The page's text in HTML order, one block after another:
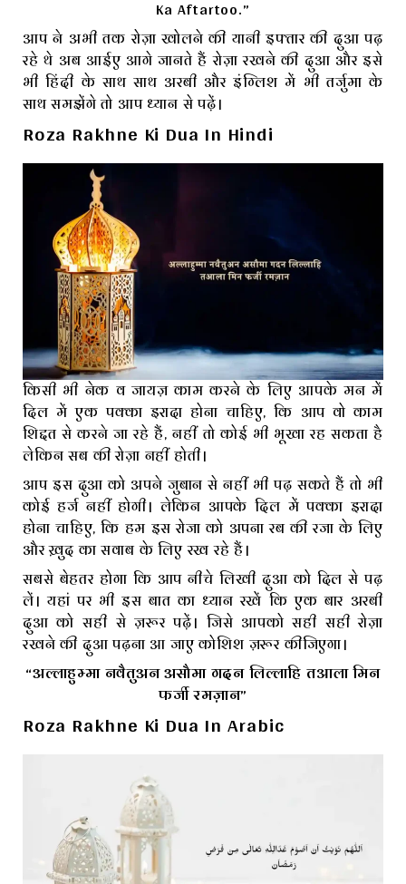
Ka Aftartoo.”
आप ने अभी तक रोज़ा खोलने की यानी इफ्तार की दुआ पढ़
रहे थे अब आईए आगे जानते हैं रोज़ा रखने की दुआ और इसे
भी हिंदी के साथ साथ अरबी और इंग्लिश में भी तर्जुमा के
साथ समझेंगे तो आप ध्यान से पढ़ें।
Roza Rakhne Ki Dua In Hindi
किसी भी नेक व जायज़ काम करने के लिए आपके मन में
दिल में एक पक्का इरादा होना चाहिए, कि आप वो काम
शिद्दत से करने जा रहे हैं, नहीं तो कोई भी भूखा रह सकता है
लेकिन सब की रोज़ा नहीं होती।
आप इस दुआ को अपने जुबान से नहीं भी पढ़ सकते हैं तो भी
कोई हर्ज नहीं होगी। लेकिन आपके दिल में पक्का इरादा
होना चाहिए, कि हम इस रोजा को अपना रब की रजा के लिए
और ख़ुद का सवाब के लिए रख रहे हैं।
सबसे बेहतर होगा कि आप नीचे लिखी दुआ को दिल से पढ़
लें। यहां पर भी इस बात का ध्यान रखें कि एक बार अरबी
दुआ को सही से ज़रूर पढ़ें। जिसे आपको सही सही रोज़ा
रखने की दुआ पढ़ना आ जाए कोशिश ज़रूर कीजिएगा।
“अल्लाहुम्मा नवैतुअन असौमा गदन लिल्लाहि तआला मिन
फर्जी रमज़ान”
Roza Rakhne Ki Dua In Arabic